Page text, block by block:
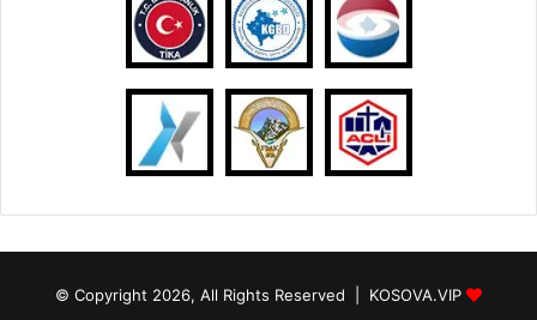
© Copyright 2026, All Rights Reserved | KOSOVA.VIP